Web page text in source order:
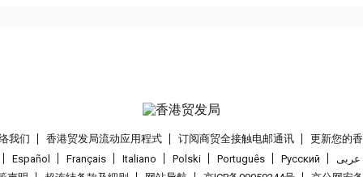
我们 香港贸发局流动应用程式 订阅商贸全接触电邮通讯 更新您的
Español Français Italiano Polski Português Pусский عربى